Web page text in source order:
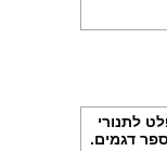
לתנורי
דגמים.